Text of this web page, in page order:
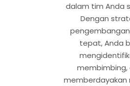
dalam tim Anda
Dengan
tepat, Anda
membimbing,
memberdayakan